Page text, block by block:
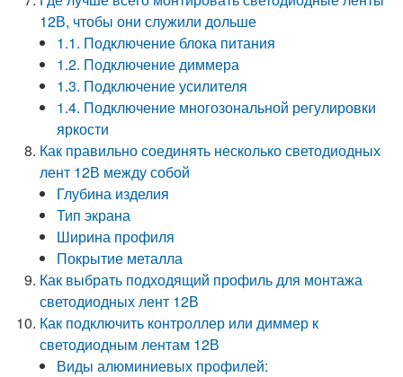
12В, чтобы они служили дольше
1.1. Подключение блока питания
1.2. Подключение диммера
1.3. Подключение усилителя
1.4. Подключение многозональной регулировки
яркости
Как правильно соединять несколько светодиодных
лент 12В между собой
Глубина изделия
Тип экрана
Ширина профиля
Покрытие металла
Как выбрать подходящий профиль для монтажа
светодиодных лент 12В
Как подключить контроллер или диммер к
светодиодным лентам 12В
Виды алюминиевых профилей: